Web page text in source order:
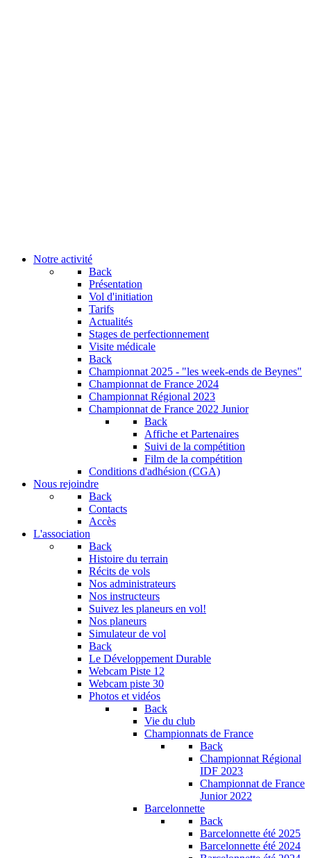
Notre activité
Back
Présentation
Vol d'initiation
Tarifs
Actualités
Stages de perfectionnement
Visite médicale
Back
Championnat 2025 - "les week-ends de Beynes"
Championnat de France 2024
Championnat Régional 2023
Championnat de France 2022 Junior
Back
Affiche et Partenaires
Suivi de la compétition
Film de la compétition
Conditions d'adhésion (CGA)
Nous rejoindre
Back
Contacts
Accès
L'association
Back
Histoire du terrain
Récits de vols
Nos administrateurs
Nos instructeurs
Suivez les planeurs en vol!
Nos planeurs
Simulateur de vol
Back
Le Développement Durable
Webcam Piste 12
Webcam piste 30
Photos et vidéos
Back
Vie du club
Championnats de France
Back
Championnat Régional
IDF 2023
Championnat de France
Junior 2022
Barcelonnette
Back
Barcelonnette été 2025
Barcelonnette été 2024